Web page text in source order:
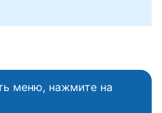
меню, нажмите на